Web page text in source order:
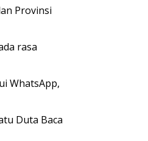
Provinsi
rasa
WhatsApp,
Duta Baca